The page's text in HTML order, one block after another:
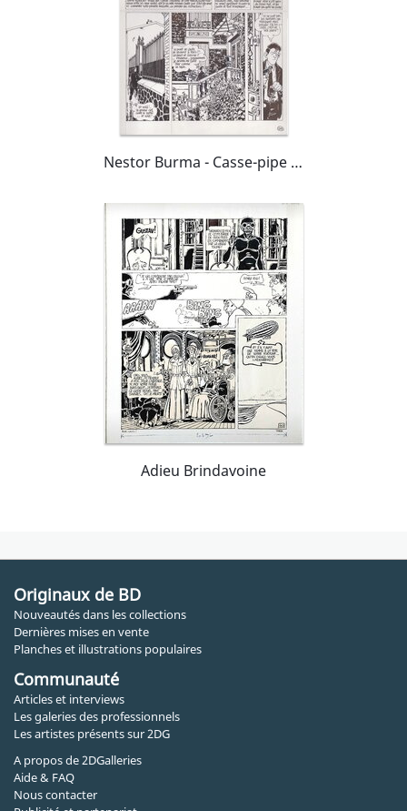
Nestor Burma - Casse-pipe à la Nation
Adieu Brindavoine
Originaux de BD
Nouveautés dans les collections
Dernières mises en vente
Planches et illustrations populaires
Communauté
Articles et interviews
Les galeries des professionnels
Les artistes présents sur 2DG
A propos de 2DGalleries
Aide & FAQ
Nous contacter